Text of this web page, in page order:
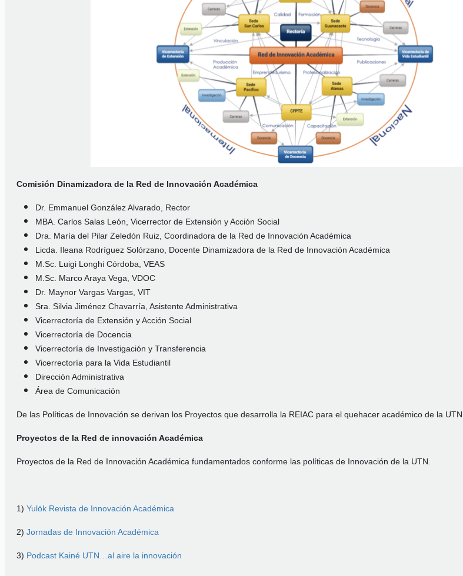
Comisión Dinamizadora de la Red de Innovación Académica
Dr. Emmanuel González Alvarado, Rector
MBA. Carlos Salas León, Vicerrector de Extensión y Acción Social
Dra. María del Pilar Zeledón Ruiz, Coordinadora de la Red de Innovación Académica
Licda. Ileana Rodríguez Solórzano, Docente Dinamizadora de la Red de Innovación Académica
M.Sc. Luigi Longhi Córdoba, VEAS
M.Sc. Marco Araya Vega, VDOC
Dr. Maynor Vargas Vargas, VIT
Sra. Silvia Jiménez Chavarría, Asistente Administrativa
Vicerrectoría de Extensión y Acción Social
Vicerrectoría de Docencia
Vicerrectoría de Investigación y Transferencia
Vicerrectoría para la Vida Estudiantil
Dirección Administrativa
Área de Comunicación
De las Políticas de Innovación se derivan los Proyectos que desarrolla la REIAC para el quehacer académico de la UTN.
Proyectos de la Red de innovación Académica
Proyectos de la Red de Innovación Académica fundamentados conforme las políticas de Innovación de la UTN.
1) Yulök Revista de Innovación Académica
2) Jornadas de Innovación Académica
3) Podcast Kainé UTN…al aire la innovación